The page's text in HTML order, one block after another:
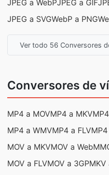
JPEG a WebPJPEG a GIF
JPEG a SVGWebP a PNG
Ver todo 56 Conversores
Conversores de
MP4 a MOVMP4 a MKV
MP4 a WMVMP4 a FLV
MOV a MKVMOV a WebM
MOV a FLVMOV a 3GPMKV